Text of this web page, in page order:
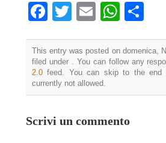
Facebook
TwitterEmail
This entry was posted on domenica,
filed under . You can follow any
2.0 feed. You can skip to the end
currently not allowed.
Scrivi un commento